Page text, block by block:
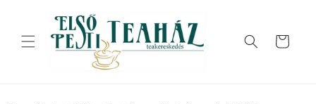
tartalomhoz
Kosár